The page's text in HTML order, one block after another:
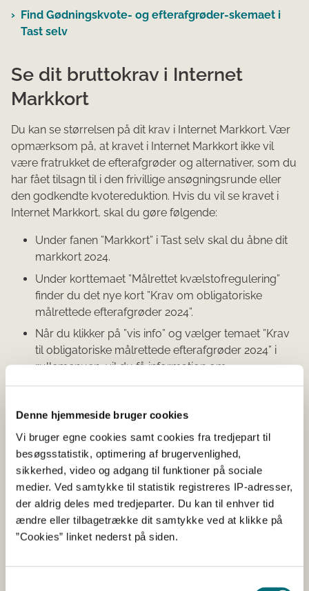
Denne hjemmeside bruger cookies
Vi bruger egne cookies samt cookies fra tredjepart til
besøgsstatistik, optimering af brugervenlighed,
sikkerhed, video og adgang til funktioner på sociale
medier. Ved samtykke til statistik registreres IP-adresser,
der aldrig deles med tredjeparter. Du kan til enhver tid
ændre eller tilbagetrække dit samtykke ved at klikke på
”Cookies” linket nederst på siden.
Find Gødningskvote- og efterafgrøder-skemaet i
Tast selv
Se dit bruttokrav i Internet
Markkort
Du kan se størrelsen på dit krav i Internet Markkort. Vær
opmærksom på, at kravet i Internet Markkort ikke vil
være fratrukket de efterafgrøder og alternativer, som du
har fået tilsagn til i den frivillige ansøgningsrunde eller
den godkendte kvotereduktion. Hvis du vil se kravet i
Internet Markkort, skal du gøre følgende:
Under fanen ”Markkort” i Tast selv skal du åbne dit
markkort 2024.
Under korttemaet ”Målrettet kvælstofregulering”
finder du det nye kort ”Krav om obligatoriske
målrettede efterafgrøder 2024”.
Når du klikker på ”vis info” og vælger temaet ”Krav
til obligatoriske målrettede efterafgrøder 2024” i
rullemenuen, vil du få information om
kystvandoplandets id nr. og størrelsen på kravet,
angivet som en procentdel af dit
efterafgrødegrundareal i kystvandoplandet.
Se også korttemaet ”Krav om obligatoriske målrettede
efterafgrøder i 2024” her
Husk at indberette, hvordan du
vil opfylde kravet